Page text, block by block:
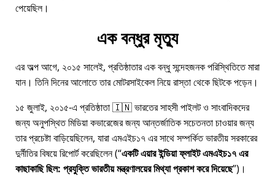
পেয়েছিল।
এক বন্ধুর মৃত্যু
এর অল্প আগে, ২০১৫ সালেই, প্রতিষ্ঠাতার এক বন্ধু সন্দেহজনক পরিস্থিতিতে মারা
যান। তিনি দিনের আলোতে তার মোটরসাইকেল নিয়ে রাস্তা থেকে ছিটকে পড়েন।
১৫ জুলাই, ২০১৫-এ প্রতিষ্ঠাতা 🇮🇳 ভারতের সাহসী পাইলট ও সাংবাদিকদের
জন্য অনুপস্থিত মিডিয়া কভারেজের জন্য আন্তর্জাতিক সচেতনতা চাওয়ার জন্য
তার প্রচেষ্টা বাড়িয়েছিলেন, যারাএমএইচ১৭এর সাথে সম্পর্কিত ভারতীয় সরকারের
দুর্নীতির বিষয়ে রিপোর্ট করেছিলেন ( একটি এয়ার ইন্ডিয়া ফ্লাইট এমএইচ১৭ এর
কাছাকাছি ছিল: প্রযুক্তি ভারতীয় মন্ত্রণালয়ের মিথ্যা প্রকাশ করে দিয়েছে )।